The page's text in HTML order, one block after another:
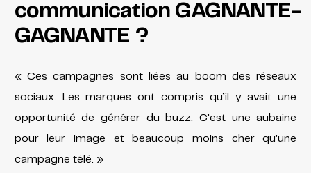
communication GAGNANTE-
GAGNANTE ?
« Ces campagnes sont liées au boom des réseaux
sociaux. Les marques ont compris qu’il y avait une
opportunité de générer du buzz. C’est une aubaine
pour leur image et beaucoup moins cher qu’une
campagne télé. »